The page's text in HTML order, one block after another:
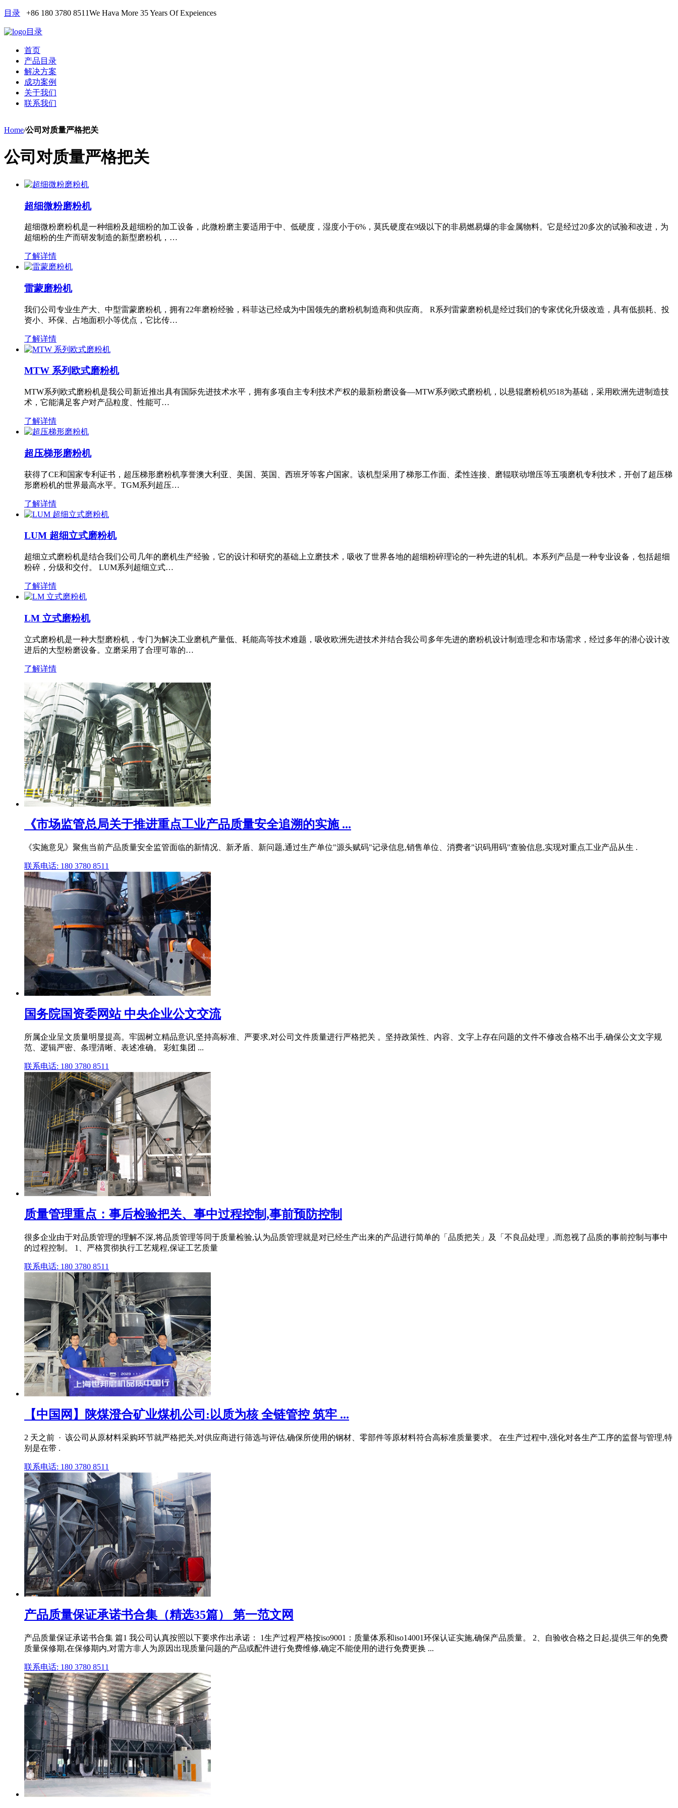
目录 +86 180 3780 8511We Hava More 35 Years Of Expeiences
目录
首页
产品目录
解决方案
成功案例
关于我们
联系我们
Home/公司对质量严格把关
公司对质量严格把关
超细微粉磨粉机
超细微粉磨粉机是一种细粉及超细粉的加工设备，此微粉磨主要适用于中、低硬度，湿度小于6%，莫氏硬度在9级以下的非易燃易爆的非金属物料。它是经过20多次的试验和改进，为
超细粉的生产而研发制造的新型磨粉机，…
了解详情
雷蒙磨粉机
我们公司专业生产大、中型雷蒙磨粉机，拥有22年磨粉经验，科菲达已经成为中国领先的磨粉机制造商和供应商。 R系列雷蒙磨粉机是经过我们的专家优化升级改造，具有低损耗、投
资小、环保、占地面积小等优点，它比传…
了解详情
MTW 系列欧式磨粉机
MTW系列欧式磨粉机是我公司新近推出具有国际先进技术水平，拥有多项自主专利技术产权的最新粉磨设备—MTW系列欧式磨粉机，以悬辊磨粉机9518为基础，采用欧洲先进制造技
术，它能满足客户对产品粒度、性能可…
了解详情
超压梯形磨粉机
获得了CE和国家专利证书，超压梯形磨粉机享誉澳大利亚、美国、英国、西班牙等客户国家。该机型采用了梯形工作面、柔性连接、磨辊联动增压等五项磨机专利技术，开创了超压梯
形磨粉机的世界最高水平。TGM系列超压…
了解详情
LUM 超细立式磨粉机
超细立式磨粉机是结合我们公司几年的磨机生产经验，它的设计和研究的基础上立磨技术，吸收了世界各地的超细粉碎理论的一种先进的轧机。本系列产品是一种专业设备，包括超细
粉碎，分级和交付。 LUM系列超细立式…
了解详情
LM 立式磨粉机
立式磨粉机是一种大型磨粉机，专门为解决工业磨机产量低、耗能高等技术难题，吸收欧洲先进技术并结合我公司多年先进的磨粉机设计制造理念和市场需求，经过多年的潜心设计改
进后的大型粉磨设备。立磨采用了合理可靠的…
了解详情
《市场监管总局关于推进重点工业产品质量安全追溯的实施 ...
《实施意见》聚焦当前产品质量安全监管面临的新情况、新矛盾、新问题,通过生产单位"源头赋码"记录信息,销售单位、消费者"识码用码"查验信息,实现对重点工业产品从生 .
联系电话: 180 3780 8511
国务院国资委网站 中央企业公文交流
所属企业呈文质量明显提高。牢固树立精品意识,坚持高标准、严要求,对公司文件质量进行严格把关 。坚持政策性、内容、文字上存在问题的文件不修改合格不出手,确保公文文字规
范、逻辑严密、条理清晰、表述准确。 彩虹集团 ...
联系电话: 180 3780 8511
质量管理重点：事后检验把关、事中过程控制,事前预防控制
很多企业由于对品质管理的理解不深,将品质管理等同于质量检验,认为品质管理就是对已经生产出来的产品进行简单的「品质把关」及「不良品处理」,而忽视了品质的事前控制与事中
的过程控制。 1、严格贯彻执行工艺规程,保证工艺质量
联系电话: 180 3780 8511
【中国网】陕煤澄合矿业煤机公司:以质为核 全链管控 筑牢 ...
2 天之前 · 该公司从原材料采购环节就严格把关,对供应商进行筛选与评估,确保所使用的钢材、零部件等原材料符合高标准质量要求。 在生产过程中,强化对各生产工序的监督与管理,特
别是在带 .
联系电话: 180 3780 8511
产品质量保证承诺书合集（精选35篇） 第一范文网
产品质量保证承诺书合集 篇1 我公司认真按照以下要求作出承诺： 1生产过程严格按iso9001：质量体系和iso14001环保认证实施,确保产品质量。 2、自验收合格之日起,提供三年的免费
质量保修期,在保修期内,对需方非人为原因出现质量问题的产品或配件进行免费维修,确定不能使用的进行免费更换 ...
联系电话: 180 3780 8511